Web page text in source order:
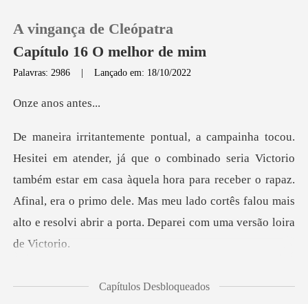
Loja
Histórico
Sair
A vingança de Cleópatra
Capítulo 16 O melhor de mim
Palavras: 2986 |Lançado em: 18/10/2022
nos an
a Victorio
também estar em casa àquela hora para receber o rapaz.
Afinal, era o primo dele. Mas m
Capítulos Desbloqueados